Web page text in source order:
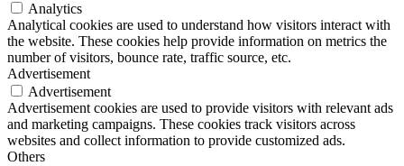
Analytics
Analytical cookies are used to understand how visitors interact with
the website. These cookies help provide information on metrics the
number of visitors, bounce rate, traffic source, etc.
Advertisement
Advertisement
Advertisement cookies are used to provide visitors with relevant ads
and marketing campaigns. These cookies track visitors across
websites and collect information to provide customized ads.
Others